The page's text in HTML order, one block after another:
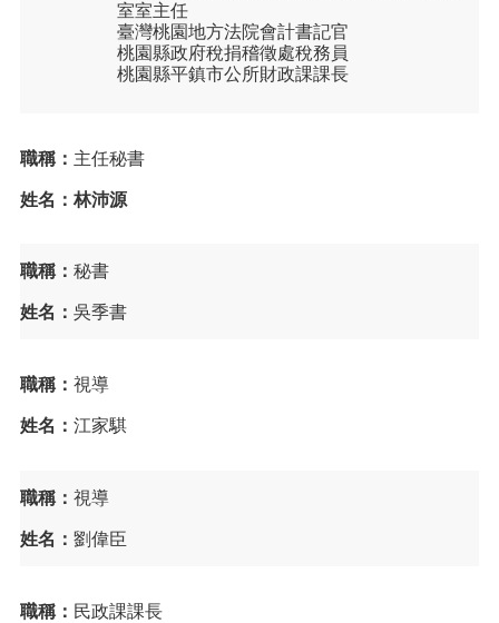
訊
機
關
訊
錄
相
資
料
頁
網
覽
室室主任
臺灣桃園地方法院會計書記官
桃園縣政府稅捐稽徵處稅務員
桃園縣平鎮市公所財政課課長
職稱： 主任秘書
姓名：林沛源
職稱： 秘書
姓名： 吳季書
職稱： 視導
姓名： 江家騏
職稱： 視導
姓名： 劉偉臣
職稱： 民政課課長